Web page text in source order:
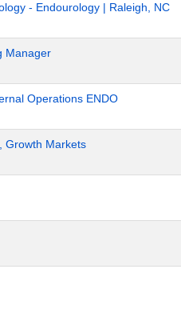
- Endourology | Raleigh, NC
Manager
Operations ENDO
Growth Markets